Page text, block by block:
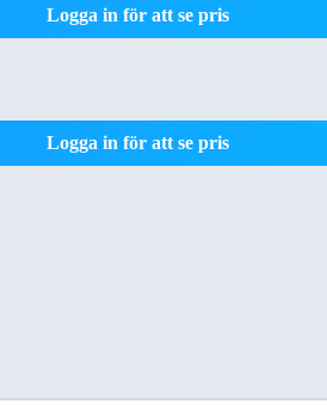
Logga in för att se pris
Logga in för att se pris